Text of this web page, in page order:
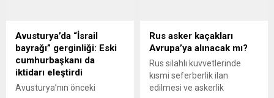
market zinciri Colruyt, un ve
yağ satışına limit getirdi.
Bu...
Ülke basını, Başbakan
Kiriakos Miçotakis’in ne
kadar baskı altında
olduğunu tartışıyor.
EFİMERİDA TON
SYNTAKTON (Yunanistan)...
Avusturya’da “İsrail
bayrağı” gerginliği: Eski
cumhurbaşkanı da
iktidarı eleştirdi
Avusturya’nın önceki
Rus asker kaçakları
Avrupa’ya alınacak mı?
Rus silahlı kuvvetlerinde
kısmi seferberlik ilan
edilmesi ve askerlik